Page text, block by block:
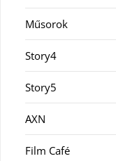
Műsorok
Story4
Story5
AXN
Film Café